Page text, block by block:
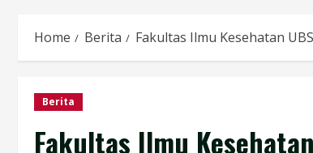
Home Berita Fakultas Ilmu Kesehatan
Berita
Fakultas Ilmu